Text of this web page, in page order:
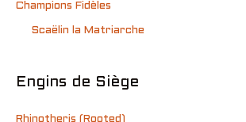
Champions Fidèles
Scaëlin la Matriarche
Engins de Siège
Rhinotheris (Rooted)